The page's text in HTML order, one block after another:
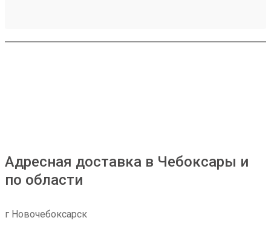
доставлен точно в оговоренные сроки.
Адресная доставка в Чебоксары и
по области
г Новочебоксарск